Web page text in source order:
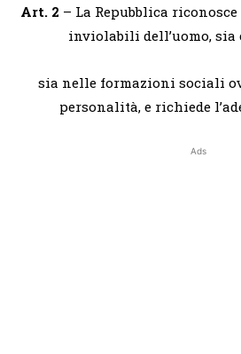
Art. 2 – La Repubblica
inviolabili dell’uomo, sia
sia nelle formazioni sociali
personalità, e richiede
Ads